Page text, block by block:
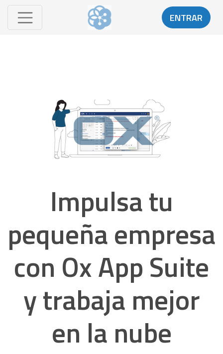
ENTRAR
Impulsa tu
pequeña empresa
con Ox App Suite
y trabaja mejor
en la nube